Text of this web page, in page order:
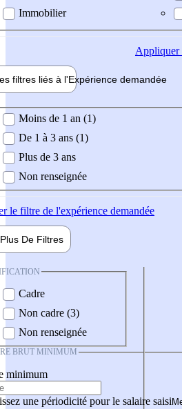
Immobilier
Appliquer
filtres liés à l'Expérience demandée
demandée
Moins de 1 an (1)
De 1 à 3 ans (1)
Plus de 3 ans
Non renseignée
le filtre de l'expérience demandée
Plus De Filtres
Cadre
Non cadre (3)
Non renseignée
BRUT MINIMUM
minimum
une périodicité pour le salaire saisi